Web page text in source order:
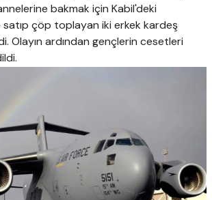
bakmak için Kabil'deki
çöp toplayan iki erkek kardeş
Olayın ardından gençlerin cesetleri